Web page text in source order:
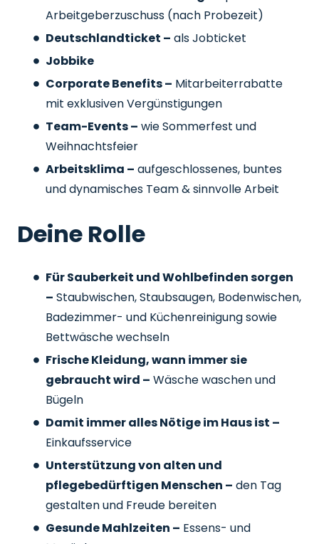
Arbeitgeberzuschuss (nach Probezeit)
Deutschlandticket – als Jobticket
Jobbike
Corporate Benefits – Mitarbeiterrabatte
mit exklusiven Vergünstigungen
Team-Events – wie Sommerfest und
Weihnachtsfeier
Arbeitsklima – aufgeschlossenes, buntes
und dynamisches Team & sinnvolle Arbeit
Deine Rolle
Für Sauberkeit und Wohlbefinden sorgen
– Staubwischen, Staubsaugen, Bodenwischen,
Badezimmer- und Küchenreinigung sowie
Bettwäsche wechseln
Frische Kleidung, wann immer sie
gebraucht wird – Wäsche waschen und
Bügeln
Damit immer alles Nötige im Haus ist –
Einkaufsservice
Unterstützung von alten und
pflegebedürftigen Menschen – den Tag
gestalten und Freude bereiten
Gesunde Mahlzeiten – Essens- und